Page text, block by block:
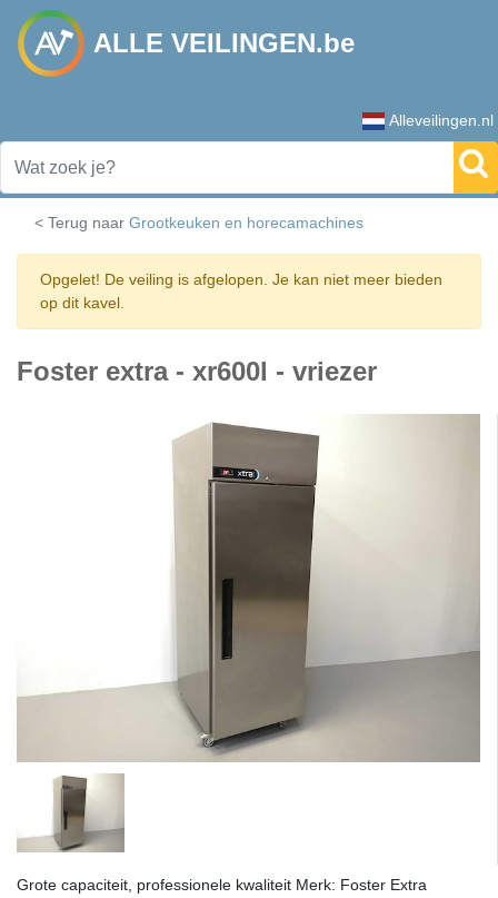
ALLE VEILINGEN.be
Alleveilingen.nl
< Terug naar Grootkeuken en horecamachines
Opgelet! De veiling is afgelopen. Je kan niet meer bieden
op dit kavel.
Foster extra - xr600l - vriezer
Grote capaciteit, professionele kwaliteit Merk: Foster Extra